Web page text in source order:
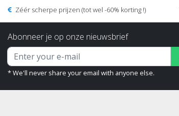
Zéér scherpe prijzen (tot wel -60% korting !)
Abonneer je op onze nieuwsbrief
* We'll never share your email with anyone else.